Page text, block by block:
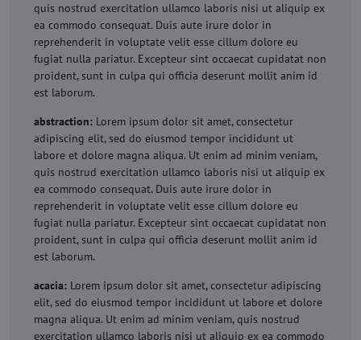
quis nostrud exercitation ullamco laboris nisi ut aliquip ex
ea commodo consequat. Duis aute irure dolor in
reprehenderit in voluptate velit esse cillum dolore eu
fugiat nulla pariatur. Excepteur sint occaecat cupidatat non
proident, sunt in culpa qui officia deserunt mollit anim id
est laborum.
abstraction: Lorem ipsum dolor sit amet, consectetur
adipiscing elit, sed do eiusmod tempor incididunt ut
labore et dolore magna aliqua. Ut enim ad minim veniam,
quis nostrud exercitation ullamco laboris nisi ut aliquip ex
ea commodo consequat. Duis aute irure dolor in
reprehenderit in voluptate velit esse cillum dolore eu
fugiat nulla pariatur. Excepteur sint occaecat cupidatat non
proident, sunt in culpa qui officia deserunt mollit anim id
est laborum.
acacia: Lorem ipsum dolor sit amet, consectetur adipiscing
elit, sed do eiusmod tempor incididunt ut labore et dolore
magna aliqua. Ut enim ad minim veniam, quis nostrud
exercitation ullamco laboris nisi ut aliquip ex ea commodo